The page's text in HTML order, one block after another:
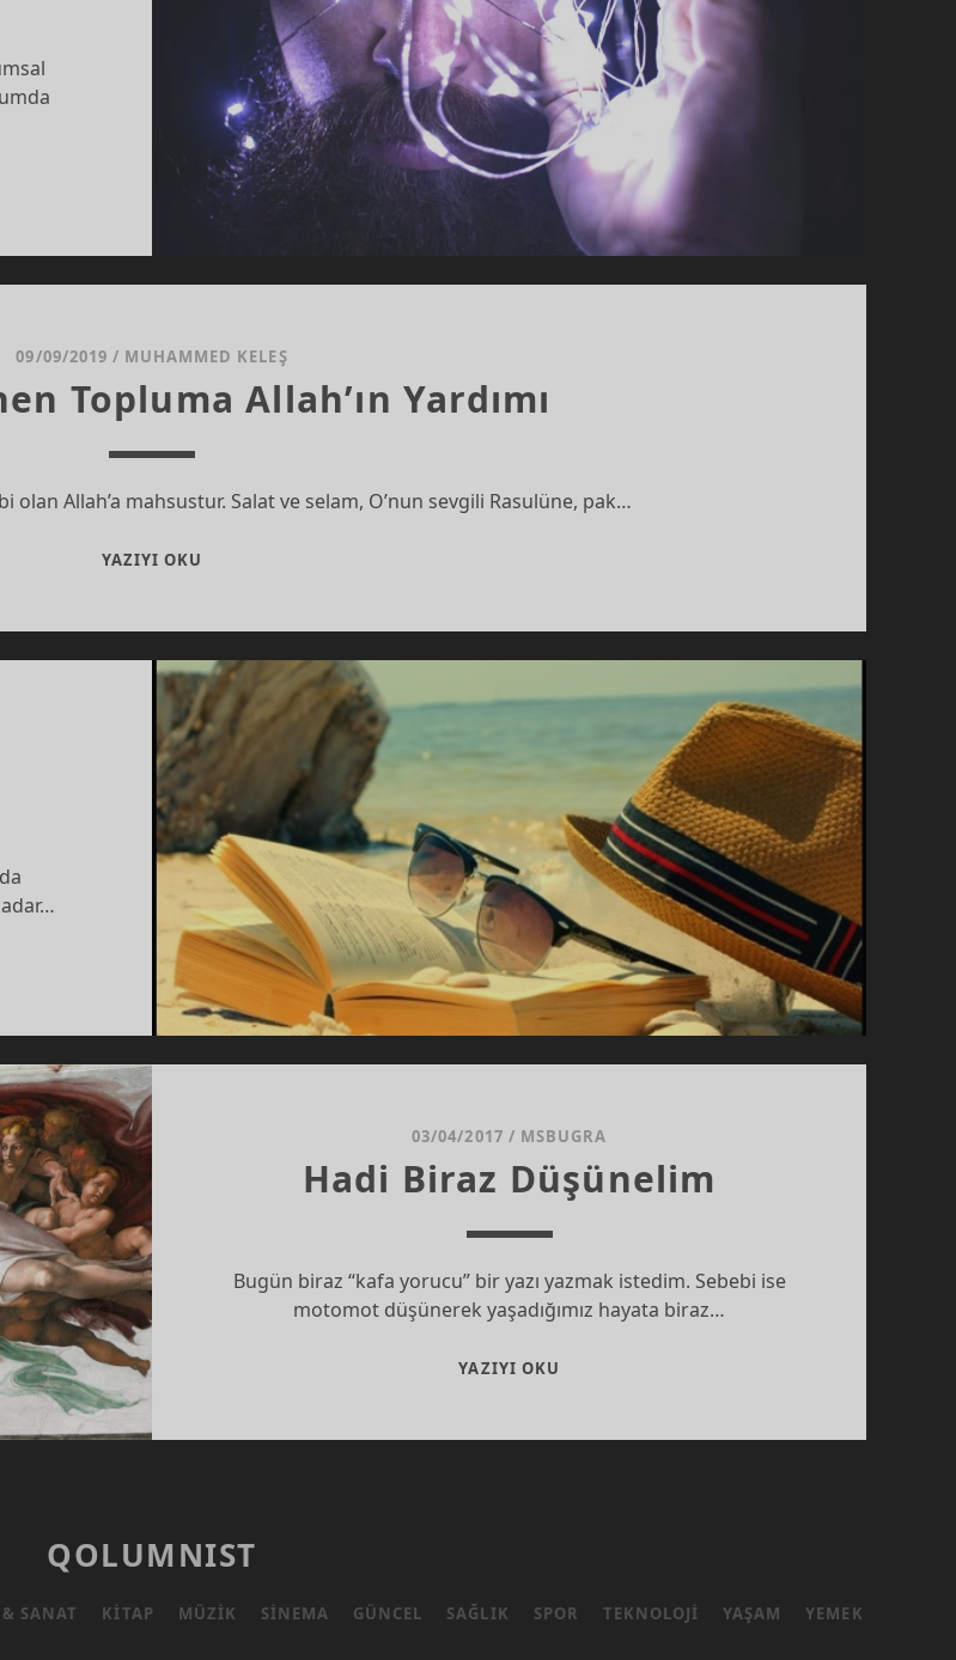
09/09/2019 / MUHAMMED KELEŞ
Topluma Allah’ın Yardımı
Allah’a mahsustur. Salat ve selam, O’nun sevgili Rasulüne, pak…
YAZIYI OKU
YARDIMI
03/04/2017 / MSBUGRA
Hadi Biraz Düşünelim
Bugün biraz “kafa yorucu” bir yazı yazmak istedim. Sebebi ise
motomot düşünerek yaşadığımız hayata biraz…
YAZIYI OKU
QOLUMNIST
SANAT KITAP MÜZIK SINEMA GÜNCEL SAĞLIK SPOR TEKNOLOJI YAŞAM YEMEK